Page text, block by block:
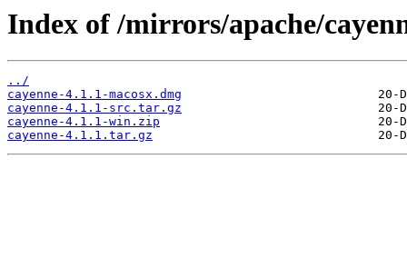
Index of /mirrors/apache/
../
cayenne-4.1.1-macosx.dmg
cayenne-4.1.1-src.tar.gz
cayenne-4.1.1-win.zip
cayenne-4.1.1.tar.gz